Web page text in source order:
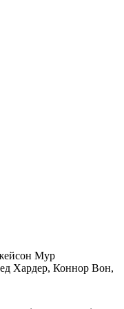
Мур
Хардер, Коннор Вон,